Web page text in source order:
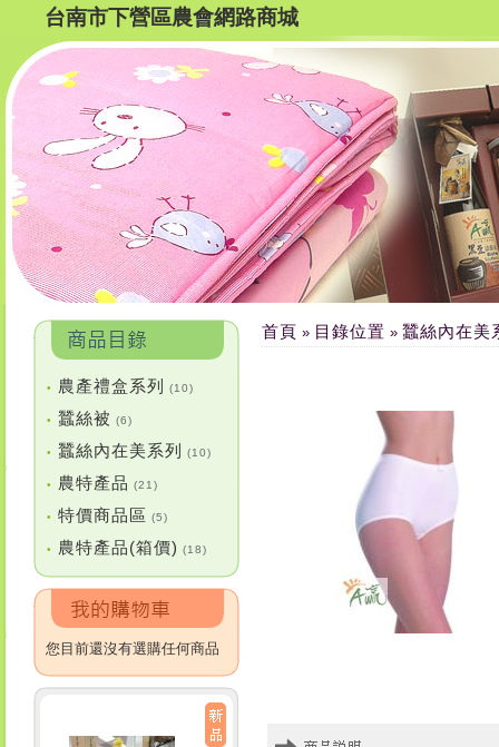
台南市下營區農會網路商城
• 農產禮盒系列 (10)
• 蠶絲被 (6)
• 蠶絲內在美系列 (10)
• 農特產品 (21)
• 特價商品區 (5)
• 農特產品(箱價) (18)
您目前還沒有選購任何商品
首頁 » 目錄位置 » 蠶絲內在美